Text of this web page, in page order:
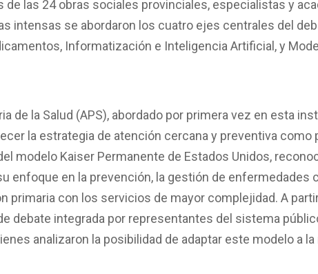
las 24 obras sociales provinciales, especialistas y
intensas se abordaron los cuatro ejes centrales del
Informatización e Inteligencia Artificial, y
de la Salud (APS), abordado por primera vez en esta
la estrategia de atención cercana y preventiva como
modelo Kaiser Permanente de Estados Unidos,
enfoque en la prevención, la gestión de enfermedades
primaria con los servicios de mayor complejidad. A
debate integrada por representantes del sistema
analizaron la posibilidad de adaptar este modelo a la